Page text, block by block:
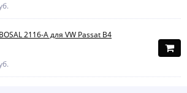
2116-A для VW Passat B4